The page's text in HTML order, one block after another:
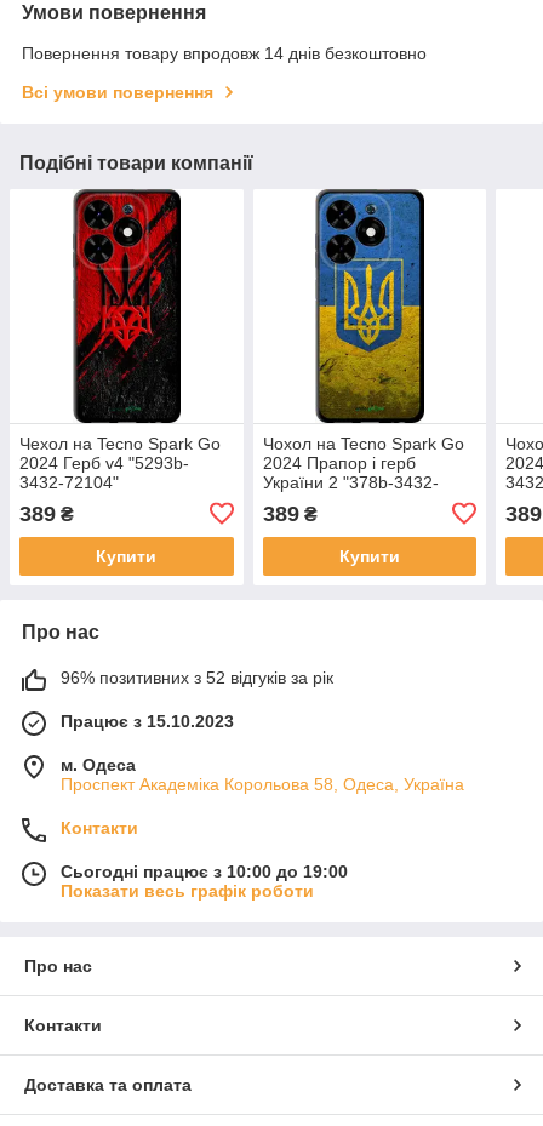
Умови повернення
Повернення товару впродовж 14 днів безкоштовно
Всі умови повернення
Подібні товари компанії
Чехол на Tecno Spark Go
2024 Герб v4 "5293b-
3432-72104"
389 ₴
Купити
Чохол на Tecno Spark Go
2024 Прапор і герб
України 2 "378b-3432-
389₴
Купити
389
Про нас
96% позитивних з 52 відгуків за рік
Працює з 15.10.2023
м. Одеса
Проспект Академіка Корольова 58, Одеса, Україна
Контакти
Сьогодні працює з 10:00 до 19:00
Показати весь графік роботи
Про нас
Контакти
Доставка та оплата